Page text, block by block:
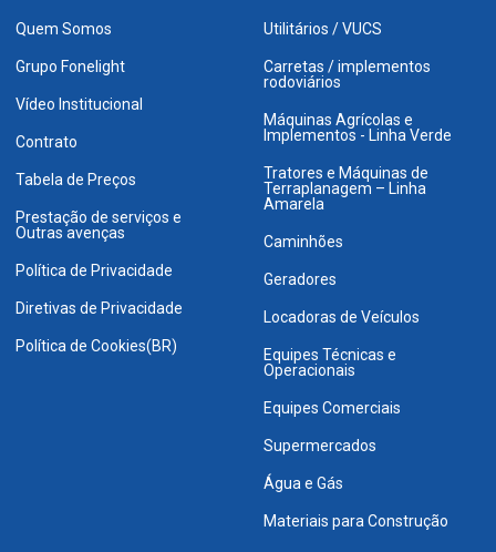
Quem Somos
Grupo Fonelight
Vídeo Institucional
Contrato
Tabela de Preços
Prestação de serviços e
Outras avenças
Política de Privacidade
Diretivas de Privacidade
Política de Cookies(BR)
Utilitários / VUCS
Carretas / implementos
rodoviários
Máquinas Agrícolas e
Implementos - Linha Verde
Tratores e Máquinas de
Terraplanagem – Linha
Amarela
Caminhões
Geradores
Locadoras de Veículos
Equipes Técnicas e
Operacionais
Equipes Comerciais
Supermercados
Água e Gás
Materiais para Construção